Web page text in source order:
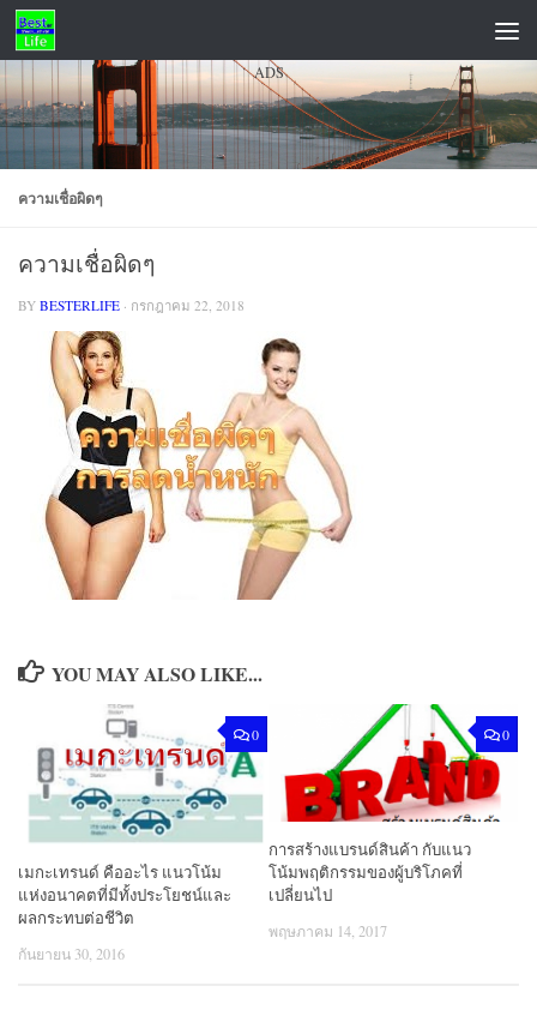
Skip to content
ADS
ความเชื่อผิดๆ
ความเชื่อผิดๆ
BY BESTERLIFE · กรกฎาคม 22, 2018
YOU MAY ALSO LIKE...
0
เมกะเทรนด์ คืออะไร แนวโน้ม
แห่งอนาคตที่มีทั้งประโยชน์และ
ผลกระทบต่อชีวิต
กันยายน 30, 2016
0
การสร้างแบรนด์สินค้า กับแนว
โน้มพฤติกรรมของผู้บริโภคที่
เปลี่ยนไป
พฤษภาคม 14, 2017